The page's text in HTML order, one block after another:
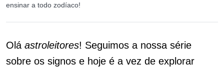
ensinar a todo zodíaco!
Olá astroleitores! Seguimos a nossa série
sobre os signos e hoje é a vez de explorar